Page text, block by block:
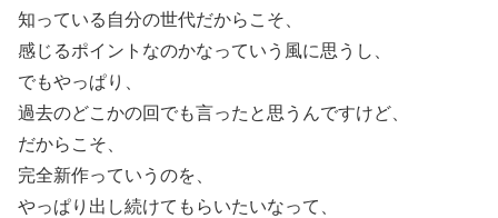
知っている自分の世代だからこそ、
感じるポイントなのかなっていう風に思うし、
でもやっぱり、
過去のどこかの回でも言ったと思うんですけど、
だからこそ、
完全新作っていうのを、
やっぱり出し続けてもらいたいなって、